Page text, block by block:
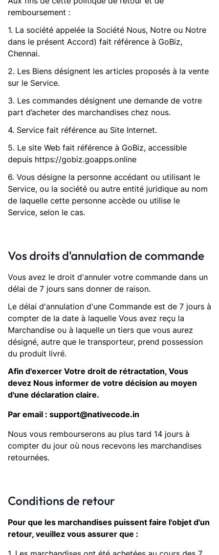
remboursement :
1. La société appelée la Société Nous, Notre ou Notre
dans le présent Accord) fait référence à GoBiz,
Chennai.
2. Les Biens désignent les articles proposés à la vente
sur le Service.
3. Les commandes désignent une demande de votre
part d’acheter des marchandises chez nous.
4. Service fait référence au Site Internet.
5. Le site Web fait référence à GoBiz, accessible
depuis https://gobiz.goapps.online
6. Vous désigne la personne accédant ou utilisant le
Service, ou la société ou autre entité juridique au nom
de laquelle cette personne accède ou utilise le
Service, selon le cas.
Vos droits d'annulation de commande
Vous avez le droit d'annuler votre commande dans un
délai de 7 jours sans donner de raison.
Le délai d'annulation d'une Commande est de 7 jours à
compter de la date à laquelle Vous avez reçu la
Marchandise ou à laquelle un tiers que vous aurez
désigné, autre que le transporteur, prend possession
du produit livré.
Afin d'exercer Votre droit de rétractation, Vous
devez Nous informer de votre décision au moyen
d'une déclaration claire.
Par email : support@nativecode.in
Nous vous rembourserons au plus tard 14 jours à
compter du jour où nous recevons les marchandises
retournées.
Conditions de retour
Pour que les marchandises puissent faire l'objet d'un
retour, veuillez vous assurer que :